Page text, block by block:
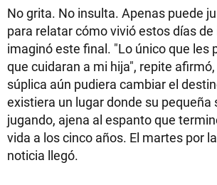
No grita. No insulta. Apenas puede
para relatar cómo vivió estos días
imaginó este final. "Lo único que les
que cuidaran a mi hija", repite
súplica aún pudiera cambiar el
existiera un lugar donde su pequeña
jugando, ajena al espanto que
vida a los cinco años. El martes por
noticia llegó.